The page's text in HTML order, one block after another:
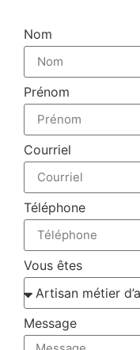
Nom
Prénom
Courriel
Téléphone
Vous êtes
Message